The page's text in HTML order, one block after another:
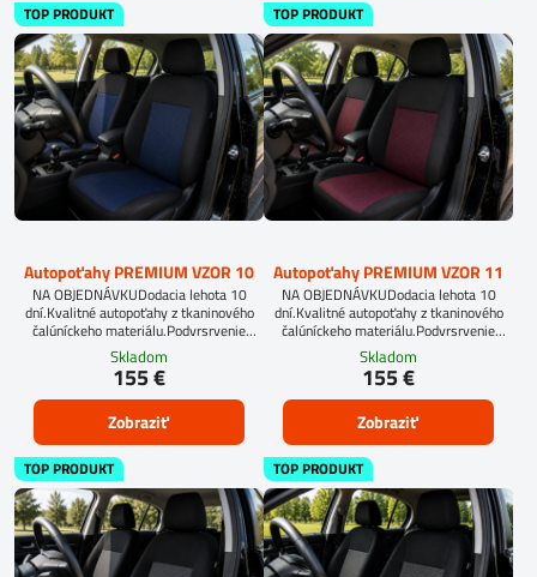
TOP PRODUKT
Autopoťahy PREMIUM VZOR 10
NA OBJEDNÁVKUDodacia lehota 10
dní.Kvalitné autopoťahy z tkaninového
čalúníckeho materiálu.Podvrsrvenie
molitan 5 mm.
Skladom
155 €
Zobraziť
TOP PRODUKT
Autopoťahy PREMIUM VZOR 11
NA OBJEDNÁVKUDodacia lehota 10
dní.Kvalitné autopoťahy z tkaninového
čalúníckeho materiálu.Podvrsrvenie
molitan 5 mm.
Skladom
155 €
Zobraziť
TOP PRODUKT TOP PRODUKT